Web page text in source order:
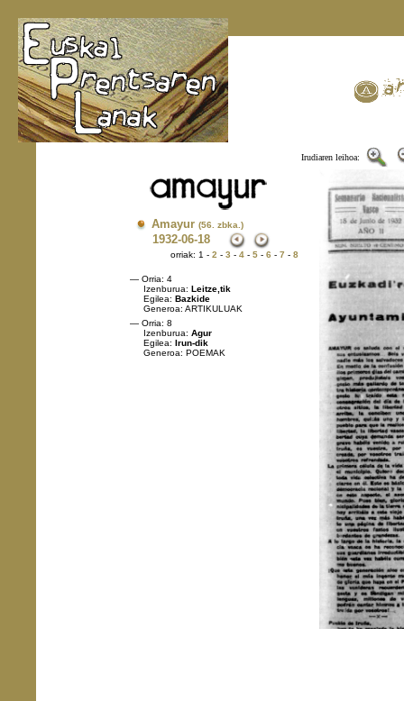
Irudiaren leihoa:
Amayur (56. zbka.)
1932-06-18
orriak: 1 - 2 - 3 - 4 - 5 - 6 - 7 - 8
— Orria: 4
Izenburua: Leitze,tik
Egilea: Bazkide
Generoa: ARTIKULUAK
— Orria: 8
Izenburua: Agur
Egilea: Irun-dik
Generoa: POEMAK